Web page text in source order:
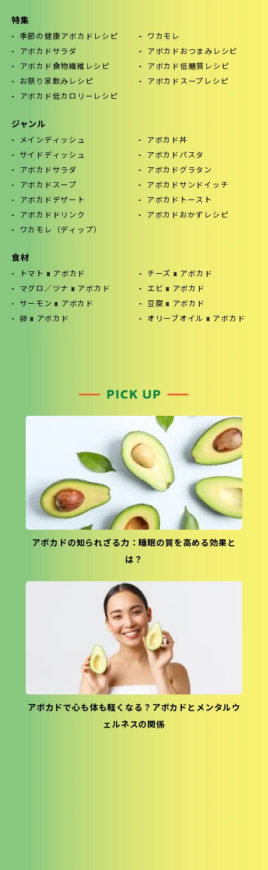
特集
季節の健康アボカドレシピ ワカモレ
アボカドサラダ アボカドおつまみレシピ
アボカド食物繊維レシピ アボカド低糖質レシピ
お祭り家飲みレシピ アボカドスープレシピ
アボカド低カロリーレシピ
ジャンル
メインディッシュ
サイドディッシュ
アボカドサラダ
アボカドスープ
アボカドデザート
アボカドドリンク
ワカモレ（ディップ）
アボカド丼
アボカドパスタ
アボカドグラタン
アボカドサンドイッチ
アボカドトースト
アボカドおかずレシピ
食材
トマト x アボカド チーズ x アボカド
マグロ／ツナ x アボカド エビ x アボカド
サーモン x アボカド 豆腐 x アボカド
卵 x アボカド オリーブオイル x アボカド
アボカドの知られざる力：睡眠の質を高める効果と
は？
アボカドで心も体も軽くなる？アボカドとメンタルウ
ェルネスの関係